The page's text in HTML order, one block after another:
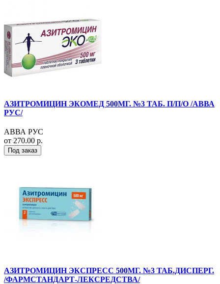
АЗИТРОМИЦИН ЭКОМЕД 500МГ. №3 ТАБ. П/П/О /АВВА
РУС/
АВВА РУС
от 270.00 р.
Под заказ
АЗИТРОМИЦИН ЭКСПРЕСС 500МГ. №3 ТАБ.ДИСПЕРГ.
/ФАРМСТАНДАРТ-ЛЕКСРЕДСТВА/